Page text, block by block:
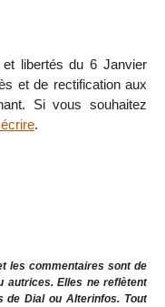
libertés du 6 Janvier
et de rectification aux
Si vous souhaitez
.
les commentaires sont de
autrices. Elles ne reflètent
de Dial ou Alterinfos. Tout